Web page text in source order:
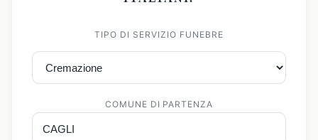
TIPO DI SERVIZIO FUNEBRE
COMUNE DI PARTENZA